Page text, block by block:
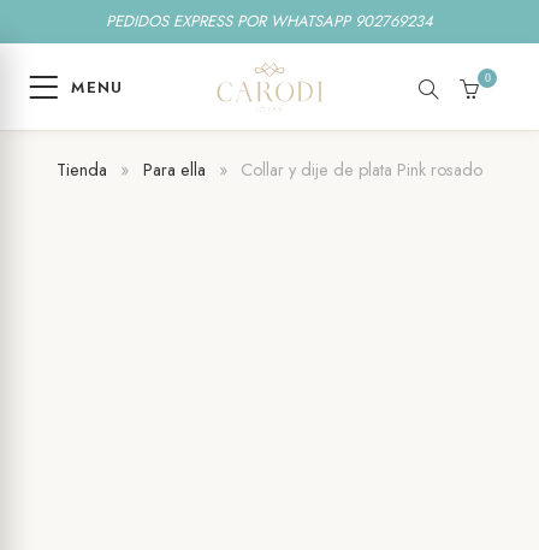
PEDIDOS EXPRESS POR WHATSAPP 902769234
MENU
SEARCH
0
Tienda » Para ella » Collar y dije de plata Pink rosado